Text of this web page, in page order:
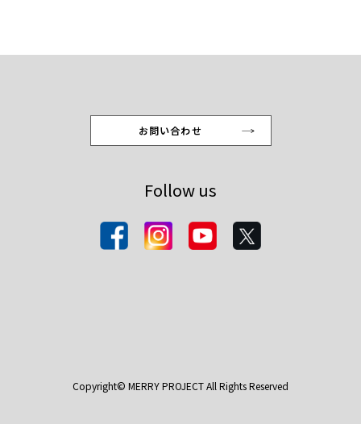
お問い合わせ
Follow us
Copyright© MERRY PROJECT All Rights Reserved